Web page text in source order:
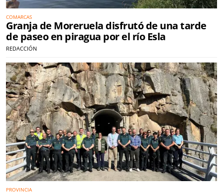
COMARCAS
Granja de Moreruela disfrutó de una tarde
de paseo en piragua por el río Esla
REDACCIÓN
PROVINCIA